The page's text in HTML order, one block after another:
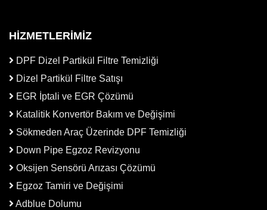
HİZMETLERİMİZ
DPF Dizel Partikül Filtre Temizliği
Dizel Partikül Filtre Satışı
EGR İptali ve EGR Çözümü
Katalitik Konvertör Bakım ve Değişimi
Sökmeden Araç Üzerinde DPF Temizliği
Down Pipe Egzoz Revizyonu
Oksijen Sensörü Arızası Çözümü
Egzoz Tamiri ve Değişimi
Adblue Dolumu